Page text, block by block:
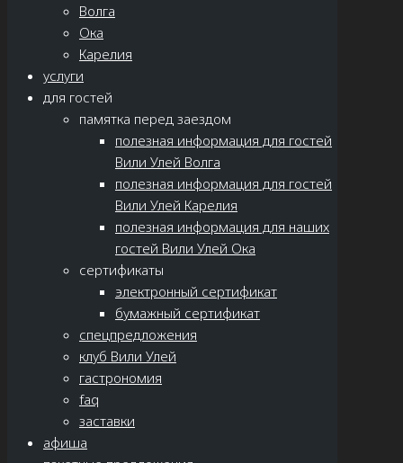
Волга
Ока
Карелия
услуги
для гостей
памятка перед заездом
полезная информация для гостей
Вили Улей Волга
полезная информация для гостей
Вили Улей Карелия
полезная информация для наших
гостей Вили Улей Ока
сертификаты
электронный сертификат
бумажный сертификат
спецпредложения
клуб Вили Улей
гастрономия
faq
заставки
афиша